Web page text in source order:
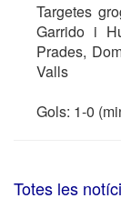
Targetes
Garrido i
Prades,
Valls
Gols: 1-0
Totes les